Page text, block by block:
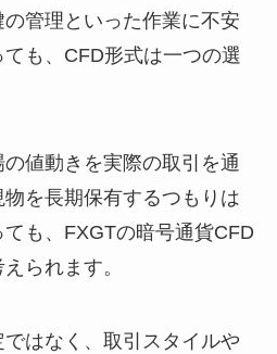
の管理といった作業に不安
も、CFD形式は一つの選
値動きを実際の取引を通
を長期保有するつもりは
も、FXGTの暗号通貨CFD
られます。
はなく、取引スタイルや